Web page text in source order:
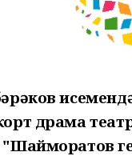
драма
"Шайморатов